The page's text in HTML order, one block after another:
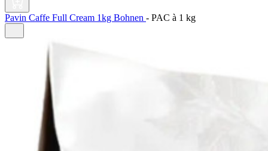
Pavin Caffe Full Cream 1kg Bohnen - PAC à 1 kg